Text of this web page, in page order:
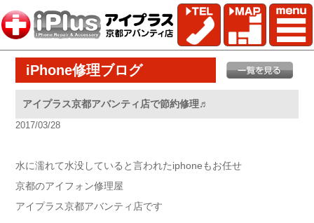
iPhone修理ブログ
アイプラス京都アバンティ店で節約修理♬
2017/03/28
水に濡れて水没していると言われたiphoneもお任せ
京都のアイフォン修理屋
アイプラス京都アバンティ店です